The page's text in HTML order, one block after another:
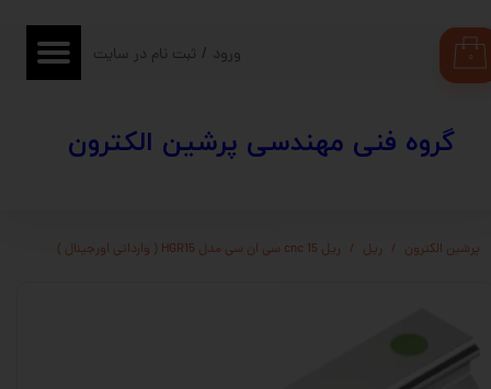
​​گروه فنی مهندسی پرشین الکترون
۰ ورود / ثبت نام در سایت
حساب کاربری من
سفارشات
پرشین الکترون ریل ریل 15 cnc سی ان سی مدل HGR15 ( وارداتی اورجینال )